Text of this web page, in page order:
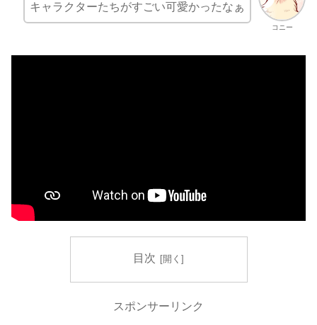
コニー
キャラクターたちがすごい可愛かったなぁ
目次
スポンサーリンク